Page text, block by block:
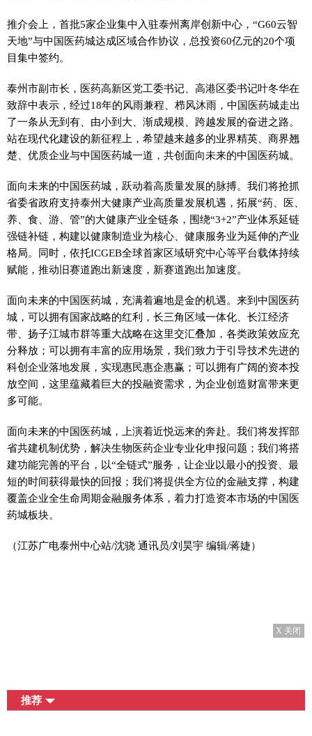
推介会上，首批5家企业集中入驻泰州离岸创新中心，“G60云智
天地”与中国医药城达成区域合作协议，总投资60亿元的20个项
目集中签约。
泰州市副市长，医药高新区党工委书记、高港区委书记叶冬华在
致辞中表示，经过18年的风雨兼程、栉风沐雨，中国医药城走出
了一条从无到有、由小到大、渐成规模、跨越发展的奋进之路。
站在现代化建设的新征程上，希望越来越多的业界精英、商界翘
楚、优质企业与中国医药城一道，共创面向未来的中国医药城。
面向未来的中国医药城，跃动着高质量发展的脉搏。我们将抢抓
省委省政府支持泰州大健康产业高质量发展机遇，拓展“药、医、
养、食、游、管”的大健康产业全链条，围绕“3+2”产业体系延链
强链补链，构建以健康制造业为核心、健康服务业为延伸的产业
格局。同时，依托ICGEB全球首家区域研究中心等平台载体持续
赋能，推动旧赛道跑出新速度，新赛道跑出加速度。
面向未来的中国医药城，充满着遍地是金的机遇。来到中国医药
城，可以拥有国家战略的红利，长三角区域一体化、长江经济
带、扬子江城市群等重大战略在这里交汇叠加，各类政策效应充
分释放；可以拥有丰富的应用场景，我们致力于引导技术先进的
科创企业落地发展，实现惠民惠企惠赢；可以拥有广阔的资本投
放空间，这里蕴藏着巨大的投融资需求，为企业创造财富带来更
多可能。
面向未来的中国医药城，上演着近悦远来的奔赴。我们将发挥部
省共建机制优势，解决生物医药企业专业化申报问题；我们将搭
建功能完善的平台，以“全链式”服务，让企业以最小的投资、最
短的时间获得最快的回报；我们将提供全方位的金融支撑，构建
覆盖企业全生命周期金融服务体系，着力打造资本市场的中国医
药城板块。
（江苏广电泰州中心站/沈骁 通讯员/刘昊宇 编辑/蒋婕）
X 关闭
推荐